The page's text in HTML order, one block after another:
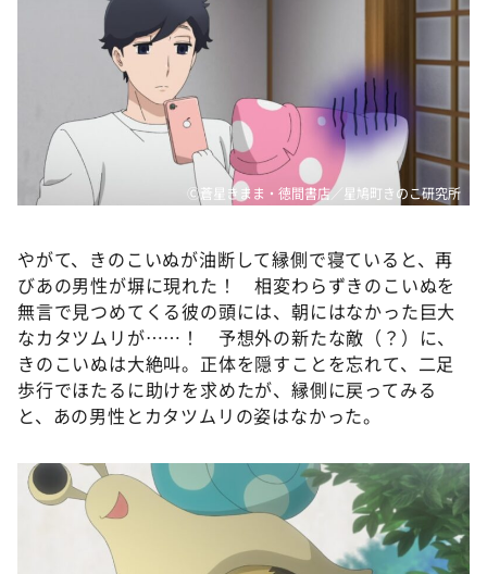
Ⓒ蒼星きまま・徳間書店／星鳩町きのこ研究所
やがて、きのこいぬが油断して縁側で寝ていると、再
びあの男性が塀に現れた！ 相変わらずきのこいぬを
無言で見つめてくる彼の頭には、朝にはなかった巨大
なカタツムリが……！ 予想外の新たな敵（？）に、
きのこいぬは大絶叫。正体を隠すことを忘れて、二足
歩行でほたるに助けを求めたが、縁側に戻ってみる
と、あの男性とカタツムリの姿はなかった。